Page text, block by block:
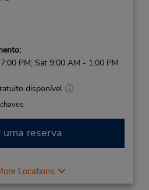
PM; Sat 9:00 AM - 1:00 PM
disponível
uma reserva
Locations